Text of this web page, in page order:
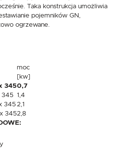
Taka konstrukcja umożliwia
pojemników GN,
ogrzewane.
moc
[kw]
3450,7
345 1,4
345 2,1
3452,8